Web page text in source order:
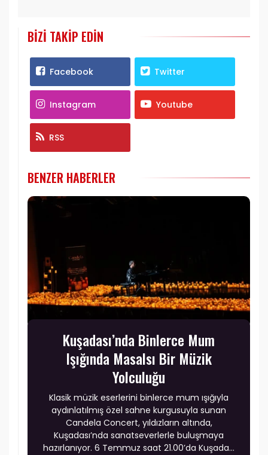
BIZI TAKIP EDIN
Facebook Twitter
Instagram Youtube
RSS
BENZER HABERLER
Kuşadası’nda Binlerce Mum
Işığında Masalsı Bir Müzik
Yolculuğu
Klasik müzik eserlerini binlerce mum ışığıyla
aydınlatılmış özel sahne kurgusuyla sunan
Candela Concert, yıldızların altında,
Kuşadası’nda sanatseverlerle buluşmaya
hazırlanıyor. 6 Temmuz saat 21.00’da Kuşadası